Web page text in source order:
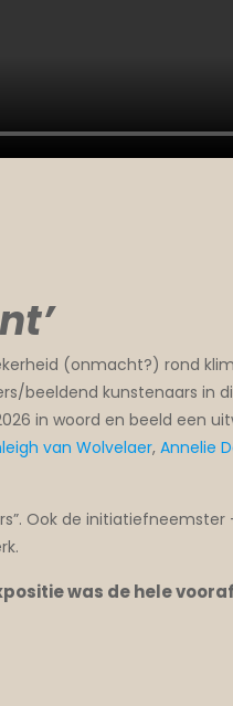
’
(onmacht?) rond
beeldend kunstenaars in
in woord en beeld een
van Wolvelaer, Annelie
Ook de initiatiefneemster
was de hele